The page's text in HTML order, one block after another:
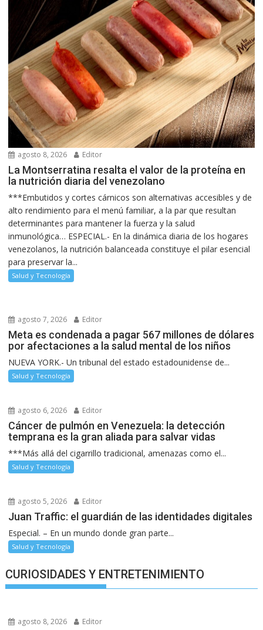
agosto 8, 2026 Editor
La Montserratina resalta el valor de la proteína en
la nutrición diaria del venezolano
***Embutidos y cortes cárnicos son alternativas accesibles y de
alto rendimiento para el menú familiar, a la par que resultan
determinantes para mantener la fuerza y la salud
inmunológica… ESPECIAL.- En la dinámica diaria de los hogares
venezolanos, la nutrición balanceada constituye el pilar esencial
para preservar la...
Salud y Tecnología
agosto 7, 2026 Editor
Meta es condenada a pagar 567 millones de dólares
por afectaciones a la salud mental de los niños
NUEVA YORK.- Un tribunal del estado estadounidense de...
Salud y Tecnología
agosto 6, 2026 Editor
Cáncer de pulmón en Venezuela: la detección
temprana es la gran aliada para salvar vidas
***Más allá del cigarrillo tradicional, amenazas como el...
Salud y Tecnología
agosto 5, 2026 Editor
Juan Traffic: el guardián de las identidades digitales
Especial. – En un mundo donde gran parte...
Salud y Tecnología
CURIOSIDADES Y ENTRETENIMIENTO
agosto 8, 2026 Editor